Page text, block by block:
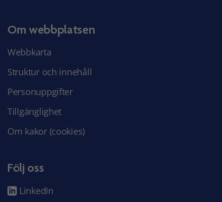
Om webbplatsen
Webbkarta
Struktur och innehåll
Personuppgifter
Tillgänglighet
Om kakor (cookies)
Följ oss
LinkedIn